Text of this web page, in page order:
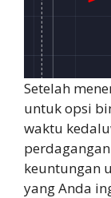
Setelah
untuk opsi
waktu
keuntungan
yang Anda